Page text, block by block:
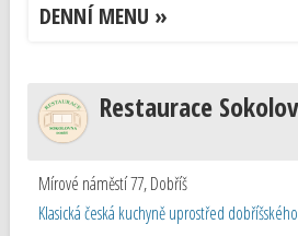
DENNÍ MENU »
Restaurace
Mírové náměstí 77,Dobříš
Klasická česká kuchyně uprostřed